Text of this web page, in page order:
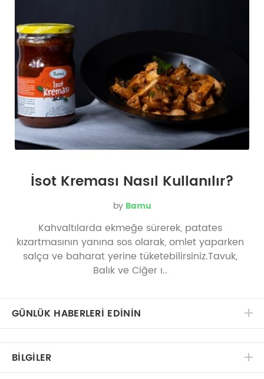
İsot Kreması Nasıl Kullanılır?
by Bamu
Kahvaltılarda ekmeğe sürerek, patates
kızartmasının yanına sos olarak, omlet yaparken
salça ve baharat yerine tüketebilirsiniz.Tavuk,
Balık ve Ciğer ı..
GÜNLÜK HABERLERİ EDİNİN
BILGILER